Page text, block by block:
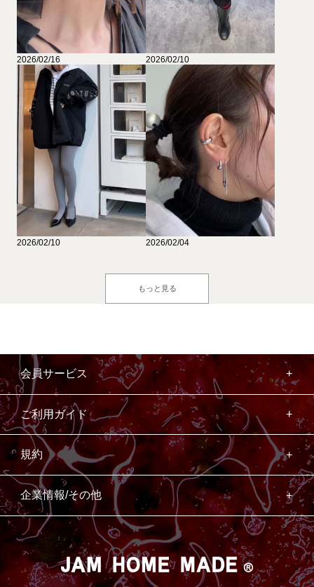
2026/02/16 2026/02/10
2026/02/10 2026/02/04
もっと見る
会員サービス
ご利用ガイド
規約
企業情報/その他